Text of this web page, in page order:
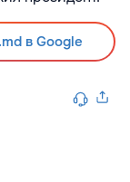
в Google